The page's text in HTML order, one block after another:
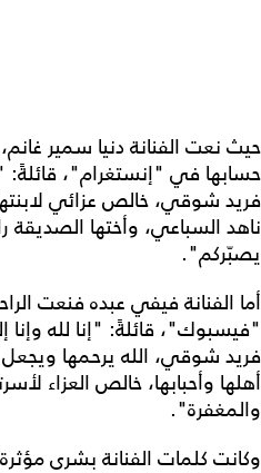
حيث نعت الفنانة دنيا سمير
حسابها في "إنستغرام"، قائلةً:
فريد شوقي، خالص عزائي
ناهد السباعي، وأختها الصديقة
يصبّركم".
أما الفنانة فيفي عبده فنعت
"فيسبوك"، قائلةً: "إنا لله وإنا
فريد شوقي، الله يرحمها ويجعل
أهلها وأحبابها، خالص العزاء
والمغفرة".
وكانت كلمات الفنانة بشرى